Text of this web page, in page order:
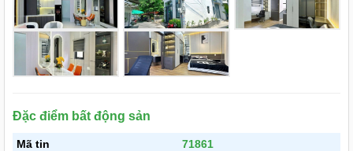
Đặc điểm bất động sản
Mã tin
71861